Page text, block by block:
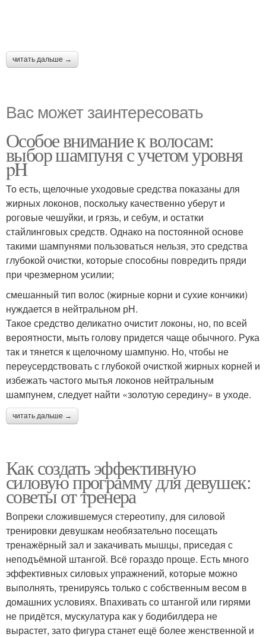
читать дальше →
Вас может заинтересовать
Особое внимание к волосам:
выбор шампуня с учетом уровня
pH
То есть, щелочные уходовые средства показаны для
жирных локонов, поскольку качественно уберут и
роговые чешуйки, и грязь, и себум, и остатки
стайлинговых средств. Однако на постоянной основе
такими шампунями пользоваться нельзя, это средства
глубокой очистки, которые способны повредить пряди
при чрезмерном усилии;
смешанный тип волос (жирные корни и сухие кончики)
нуждается в нейтральном рН.
Такое средство деликатно очистит локоны, но, по всей
вероятности, мыть голову придется чаще обычного. Рука
так и тянется к щелочному шампуню. Но, чтобы не
переусердствовать с глубокой очисткой жирных корней и
избежать частого мытья локонов нейтральным
шампунем, следует найти «золотую середину» в уходе.
читать дальше →
Как создать эффективную
силовую программу для девушек:
советы от тренера
Вопреки сложившемуся стереотипу, для силовой
тренировки девушкам необязательно посещать
тренажёрный зал и закачивать мышцы, приседая с
неподъёмной штангой. Всё гораздо проще. Есть много
эффективных силовых упражнений, которые можно
выполнять, тренируясь только с собственным весом в
домашних условиях. Впахивать со штангой или гирями
не придётся, мускулатура как у бодибилдера не
вырастет, зато фигура станет ещё более женственной и